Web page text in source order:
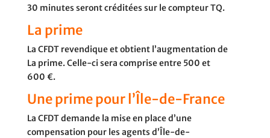
30 minutes seront créditées sur le compteur TQ.
La prime
La CFDT revendique et obtient l’augmentation de
La prime. Celle-ci sera comprise entre 500 et
600 €.
Une prime pour l’Île-de-France
La CFDT demande la mise en place d’une
compensation pour les agents d’Île-de-